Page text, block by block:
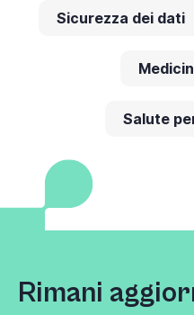
Sicurezza dei dati
Salute
Rimani